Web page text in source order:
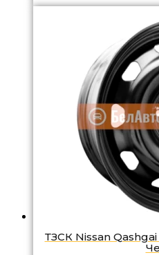
ТЗСК Nissan Qashgai